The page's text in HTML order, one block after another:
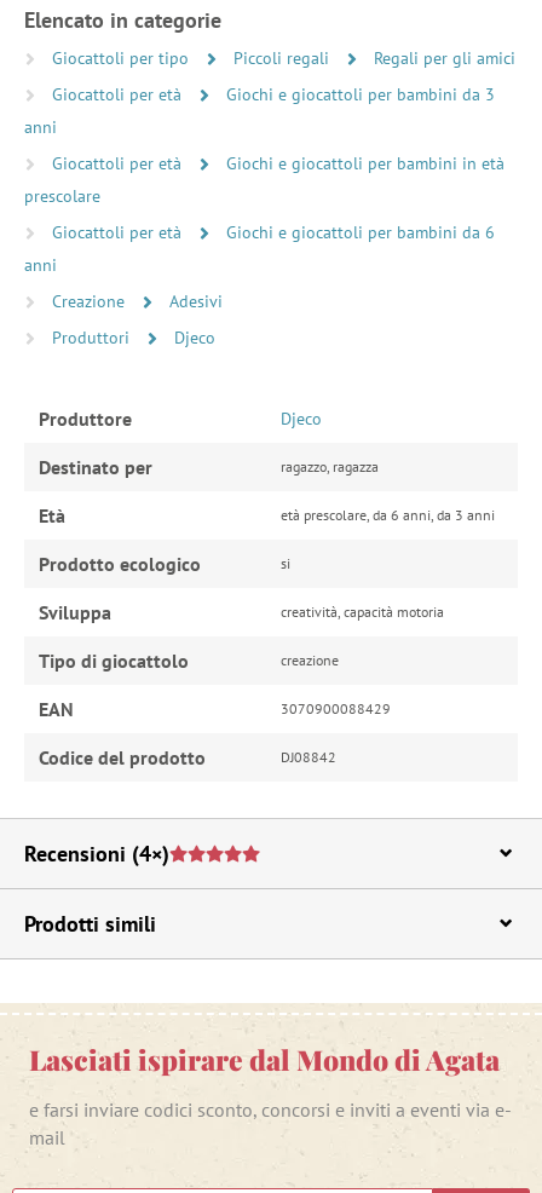
Elencato in categorie
Giocattoli per tipo Piccoli regali
Regali per gli amici
Giocattoli per età
Giochi e giocattoli per bambini da 3
anni
Giocattoli per età
Giochi e giocattoli per bambini in età
prescolare
Giocattoli per età
Giochi e giocattoli per bambini da 6
anni
Creazione
Adesivi
Produttori
Djeco
Produttore Djeco
Destinato per ragazzo, ragazza
Età età prescolare, da 6 anni, da 3 anni
Prodotto ecologico si
Sviluppa creatività, capacità motoria
Tipo di giocattolo creazione
EAN 3070900088429
Codice del prodotto DJ08842
Recensioni (4×)
Prodotti simili
Lasciati ispirare dal Mondo di Agata
e farsi inviare codici sconto, concorsi e inviti a eventi via e-
mail